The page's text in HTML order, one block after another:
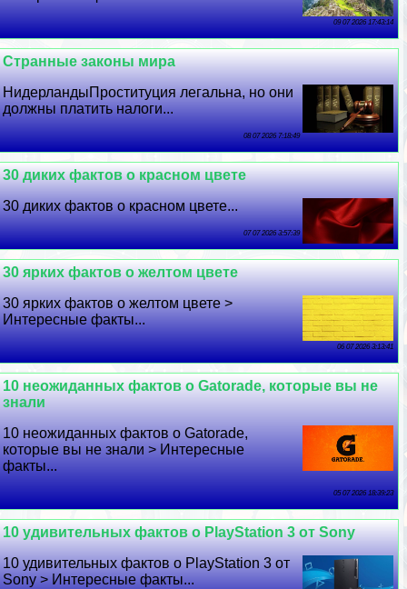
09 07 2026 17:43:14
Странные законы мира
НидерландыПроституция легальна, но они
должны платить налоги...
08 07 2026 7:18:49
30 диких фактов о красном цвете
30 диких фактов о красном цвете...
07 07 2026 3:57:39
30 ярких фактов о желтом цвете
30 ярких фактов о желтом цвете >
Интересные факты...
06 07 2026 3:13:41
10 неожиданных фактов о Gatorade, которые вы не
знали
10 неожиданных фактов о Gatorade,
которые вы не знали > Интересные
факты...
05 07 2026 18:39:23
10 удивительных фактов о PlayStation 3 от Sony
10 удивительных фактов о PlayStation 3 от
Sony > Интересные факты...